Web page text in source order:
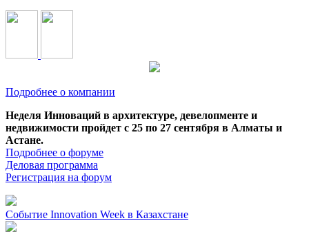
Подробнее о компании
Неделя Инноваций в архитектуре, девелопменте и
недвижимости пройдет с 25 по 27 сентября в Алматы и
Астане.
Подробнее о форуме
Деловая программа
Регистрация на форум
Событие Innovation Week в Казахстане